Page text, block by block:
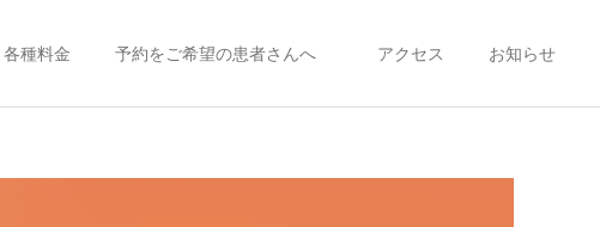
各種料金 予約をご希望の患者さんへ アクセス お知らせ